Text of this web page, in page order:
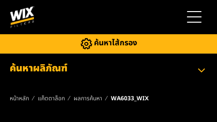
สลับการ
ค้นหาไส้กรอง
ค้นหาผลิภัณฑ์
หน้าหลัก แค็ตตาล็อก ผลการค้นหา WA6033_WIX